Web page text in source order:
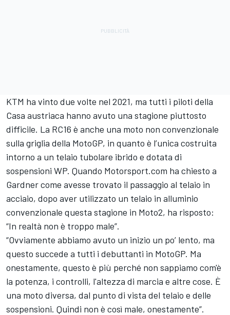
KTM ha vinto due volte nel 2021, ma tutti i piloti della
Casa austriaca hanno avuto una stagione piuttosto
difficile. La RC16 è anche una moto non convenzionale
sulla griglia della MotoGP, in quanto è l’unica costruita
intorno a un telaio tubolare ibrido e dotata di
sospensioni WP. Quando Motorsport.com ha chiesto a
Gardner come avesse trovato il passaggio al telaio in
acciaio, dopo aver utilizzato un telaio in alluminio
convenzionale questa stagione in Moto2, ha risposto:
“In realtà non è troppo male”.
“Ovviamente abbiamo avuto un inizio un po’ lento, ma
questo succede a tutti i debuttanti in MotoGP. Ma
onestamente, questo è più perché non sappiamo com'è
la potenza, i controlli, l'altezza di marcia e altre cose. È
una moto diversa, dal punto di vista del telaio e delle
sospensioni. Quindi non è così male, onestamente”.